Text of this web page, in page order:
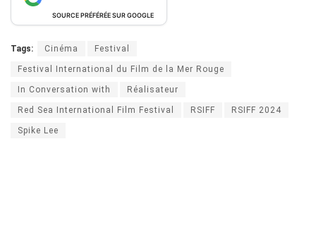
SOURCE PRÉFÉRÉE SUR GOOGLE
Tags: Cinéma Festival
Festival International du Film de la Mer Rouge
In Conversation with Réalisateur
Red Sea International Film Festival RSIFF RSIFF 2024
Spike Lee